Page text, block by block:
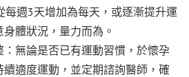
每週3天增加為每天，或逐漸提升運
體狀況，量力而為。
無論是否已有運動習慣，於懷孕
適度運動，並定期諮詢醫師，確